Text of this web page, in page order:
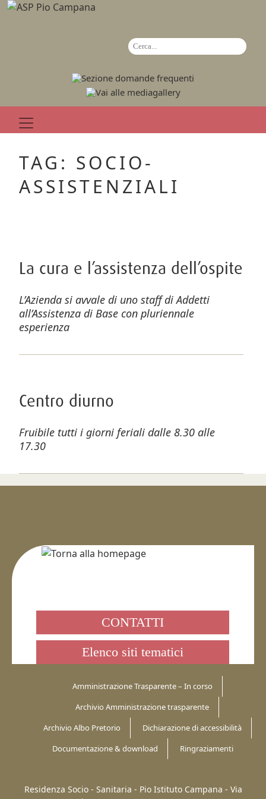
TAG: SOCIO-
ASSISTENZIALI
La cura e l’assistenza dell’ospite
L’Azienda si avvale di uno staff di Addetti
all’Assistenza di Base con pluriennale
esperienza
Centro diurno
Fruibile tutti i giorni feriali dalle 8.30 alle
17.30
CONTATTI
Elenco siti tematici
Amministrazione Trasparente – In corso
Archivio Amministrazione trasparente
Archivio Albo Pretorio
Dichiarazione di accessibilità
Documentazione & download
Ringraziamenti
Residenza Socio - Sanitaria - Pio Istituto Campana - Via